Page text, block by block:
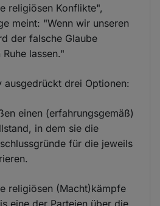
religiösen Konflikte",
meint: "Wenn wir unseren
der falsche Glaube
lassen."
ausgedrückt drei Optionen:
einen (erfahrungsgemäß)
in dem sie die
für die jeweils
religiösen (Macht)kämpfe